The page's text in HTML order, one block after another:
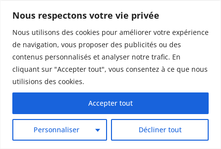
Nous respectons votre vie privée
Nous utilisons des cookies pour améliorer votre expérience
de navigation, vous proposer des publicités ou des
contenus personnalisés et analyser notre trafic. En
cliquant sur "Accepter tout", vous consentez à ce que nous
utilisions des cookies.
Personnaliser Décliner tout
Accepter tout
Déterminisme
Detox
Dette
Dette immunitaire
Deux-roues
Diabète
Diagnostic